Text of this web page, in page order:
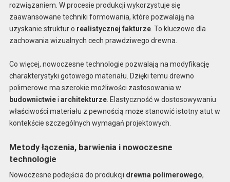
rozwiązaniem. W procesie produkcji wykorzystuje się
zaawansowane techniki formowania, które pozwalają na
uzyskanie struktur o realistycznej fakturze. To kluczowe dla
zachowania wizualnych cech prawdziwego drewna.
Co więcej, nowoczesne technologie pozwalają na modyfikację
charakterystyki gotowego materiału. Dzięki temu drewno
polimerowe ma szerokie możliwości zastosowania w
budownictwiei architekturze. Elastyczność w dostosowywaniu
właściwości materiału z pewnością może stanowić istotny atut w
kontekście szczególnych wymagań projektowych.
Metody łączenia, barwienia i nowoczesne
technologie
Nowoczesne podejścia do produkcji drewna polimerowego,